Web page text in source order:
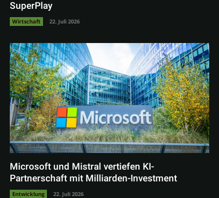
SuperPlay
Wirtschaft 22. Juli 2026
Microsoft und Mistral vertiefen KI-
Partnerschaft mit Milliarden-Investment
Entwicklung 22. Juli 2026